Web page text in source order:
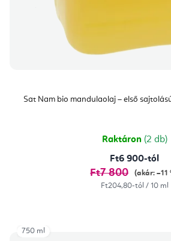
Sat Nam bio mandulaolaj – első
Raktáron (2 db)
Ft6 900-tól
Ft7 800
(akár: –11
Egységár:
Ft204,80-tól / 10 ml
750 ml